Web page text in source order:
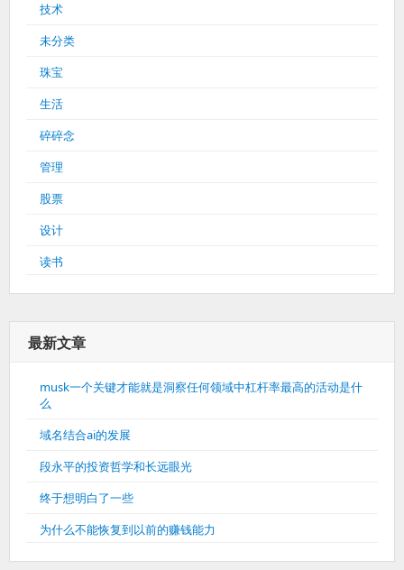
技术
未分类
珠宝
生活
碎碎念
管理
股票
设计
读书
最新文章
musk一个关键才能就是洞察任何领域中杠杆率最高的活动是什
么
域名结合ai的发展
段永平的投资哲学和长远眼光
终于想明白了一些
为什么不能恢复到以前的赚钱能力